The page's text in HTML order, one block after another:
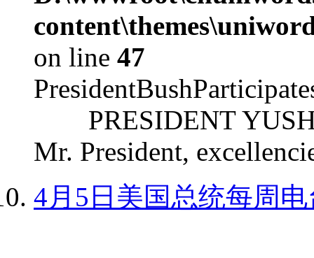
on line 47
PRESIDENT
Mr. President,
4月5日美国总统每周